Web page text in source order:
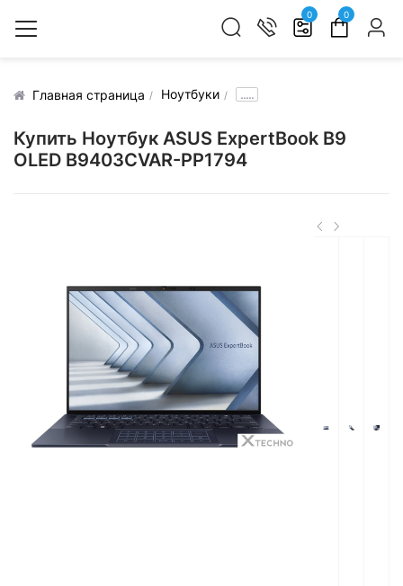
0 0
Главная страница Ноутбуки .....
Купить Ноутбук ASUS ExpertBook B9
OLED B9403CVAR-PP1794